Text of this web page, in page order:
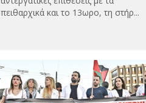
πειθαρχικά και το 13ωρο, τη στήρ...